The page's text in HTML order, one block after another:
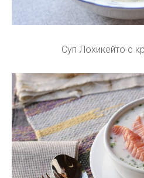
Суп Лохикейто с